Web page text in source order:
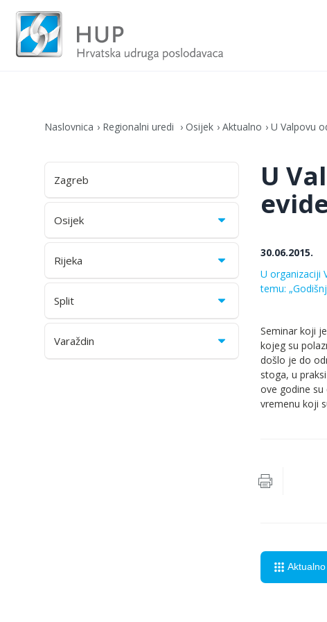
Naslovnica Regionalni uredi Osijek Aktualno U Valpovu
Zagreb
Osijek
Rijeka
Split
Varaždin
U
30.06.2015.
U organizaciji
temu:
Seminar koji
kojeg su
došlo je do
stoga, u
ove godine
vremenu koji
Aktualno